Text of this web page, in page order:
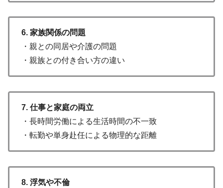
6. 家族関係の問題
・親との同居や介護の問題
・親族との付き合い方の違い
7. 仕事と家庭の両立
・長時間労働による生活時間の不一致
・転勤や単身赴任による物理的な距離
8. 浮気や不倫